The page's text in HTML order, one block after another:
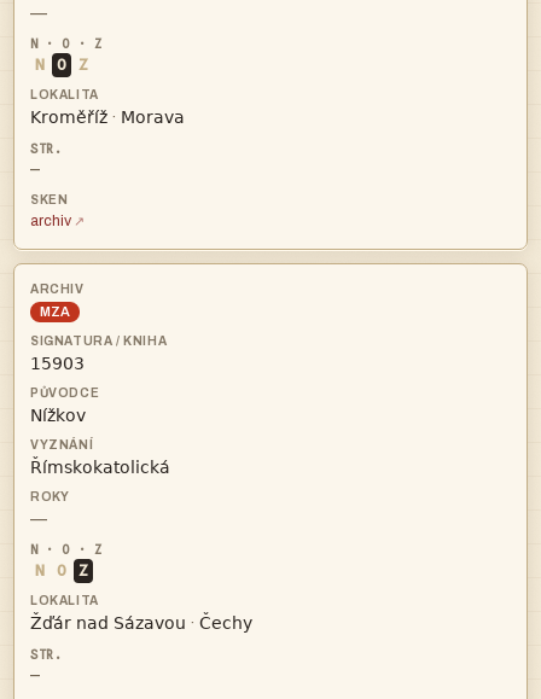
—
N O Z
 · 
—
archiv
MZA



—
N O Z
 · 
—